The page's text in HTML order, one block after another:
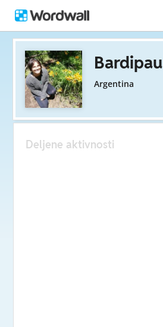
Bardipau
Argentina
Deljene aktivnosti